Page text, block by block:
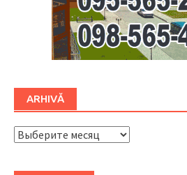
ARHIVĂ
ARHIVĂ